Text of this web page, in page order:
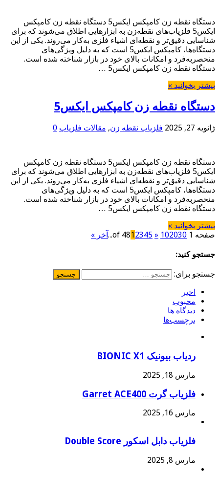
دستگاه نقطه زن کامپکس ایکس5 دستگاه نقطه زن کامپکس
ایکس5 فلزیاب‌های نقطه‌زن به ابزارهایی اطلاق می‌شوند که برای
شناسایی دقیق‌تر و نقطه‌ای اشیاء فلزی به‌کار می‌روند. یکی از این
دستگاه‌ها، کامپکس ایکس5 است که به دلیل ویژگی‌های
منحصر‌به‌فرد و امکانات بالای خود در بازار شناخته شده است.
دستگاه نقطه زن کامپکس ایکس5 …
بیشتر بخوانید »
دستگاه نقطه زن کامپکس ایکس5
ژانویه 27, 2025 فلزیاب نقطه زن, مقالات فلزیاب 0
دستگاه نقطه زن کامپکس ایکس5 دستگاه نقطه زن کامپکس
ایکس5 فلزیاب‌های نقطه‌زن به ابزارهایی اطلاق می‌شوند که برای
شناسایی دقیق‌تر و نقطه‌ای اشیاء فلزی به‌کار می‌روند. یکی از این
دستگاه‌ها، کامپکس ایکس5 است که به دلیل ویژگی‌های
منحصر‌به‌فرد و امکانات بالای خود در بازار شناخته شده است.
دستگاه نقطه زن کامپکس ایکس5 …
بیشتر بخوانید »
صفحه 1 of 48
12345 » 102030
...آخر »
جستجو کنید:
جستجو برای:
اخیر
محبوب
دیدگاه ها
برچسب‌ها
ردیاب بیونیک BIONIC X1
مارس 18, 2025
فلزیاب گرت Garret ACE400
مارس 16, 2025
فلزیاب دابل اسکور Double Score
مارس 8, 2025